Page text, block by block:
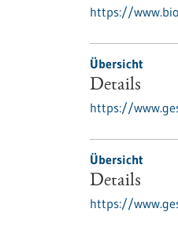
https://
Übersicht
Details
https://
Übersicht
Details
https://